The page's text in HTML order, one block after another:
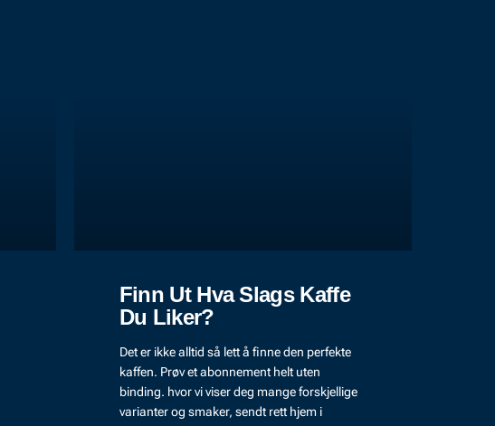
Finn Ut Hva Slags Kaffe
Du Liker?
Det er ikke alltid så lett å finne den perfekte
kaffen. Prøv et abonnement helt uten
binding. hvor vi viser deg mange forskjellige
varianter og smaker, sendt rett hjem i